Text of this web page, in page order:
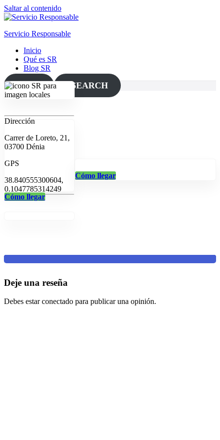
Saltar al contenido
Servicio Responsable
Inicio
Qué es SR
Blog SR
MAP SEARCH
Dirección
Carrer de Loreto, 21,
03700 Dénia
GPS
38.840555300604,
0.1047785314249
Cómo llegar
Cómo llegar
Deje una reseña
Debes estar conectado para publicar una opinión.